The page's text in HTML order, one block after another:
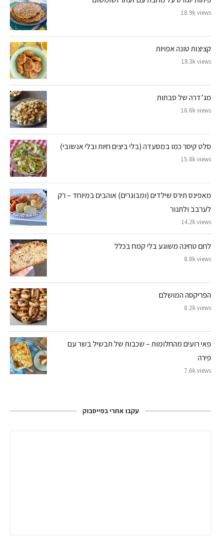
18.9k views
קציצות טונה אפויות
18.3k views
מג’דרה של סבתות
16.6k views
סלט קיסר כמו במסעדה (בלי ביצים חיות ובלי אנשובי)
15.8k views
מאפינס תירס שילדים (ומבוגרים) אוהבים במיוחד – רק
לערבב ולתנור
14.2k views
לחם טחינה משוגע בלי קמח בכלל
8.8k views
הפריקסה המושלם
8.2k views
פאי רועים מהחלומות – שכבות של תבשיל בשר עם
פירה
7.6k views
עקבו אחרי בפייסבוק